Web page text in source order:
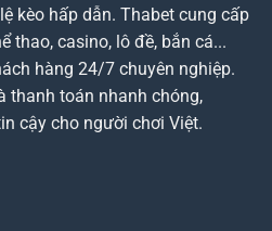
kèo hấp dẫn. Thabet cung cấp
thao, casino, lô đề, bắn cá...
hàng 24/7 chuyên nghiệp.
thanh toán nhanh chóng,
cậy cho người chơi Việt.